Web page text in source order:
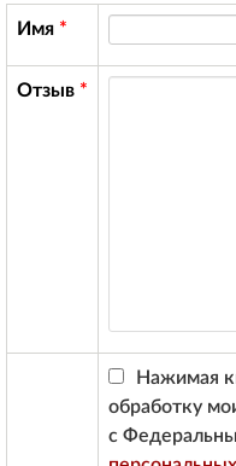
Имя *
Отзыв *
Нажимая
обработку
с